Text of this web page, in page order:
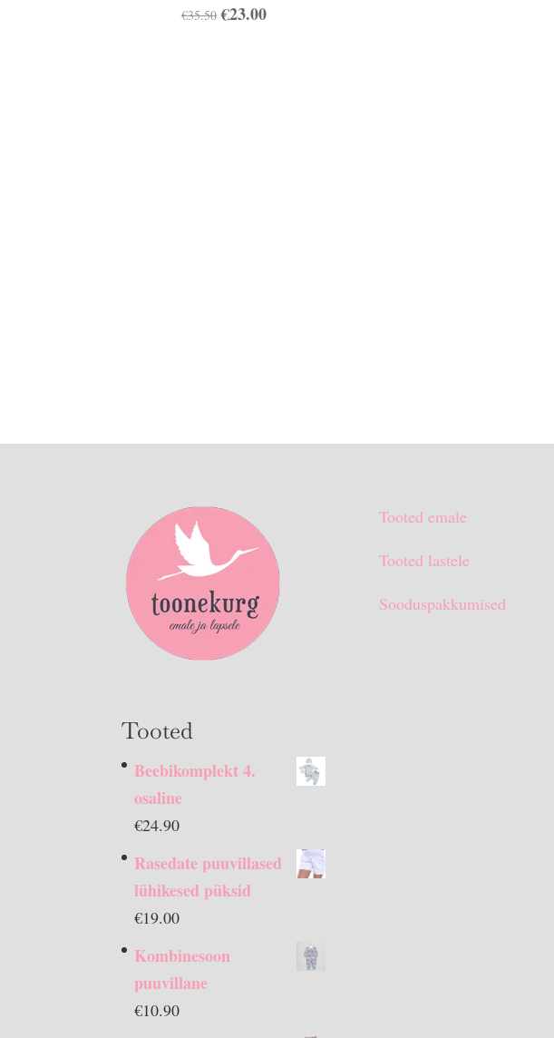
€35.50 Algne
€23.00Praegune
Tooted
Beebikomplekt 4.
osaline
€24.90
Rasedate puuvillased
lühikesed püksid
€19.00
Kombinesoon
puuvillane
€10.90
Tooted emale
Tooted lastele
Sooduspakkumised